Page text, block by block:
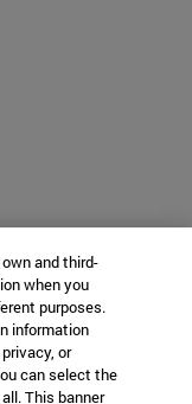
and third-
when you
purposes.
information
or
can select the
This banner